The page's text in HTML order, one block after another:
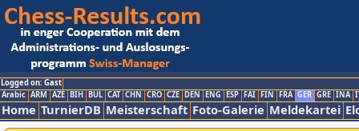
Logged on: Gast
Arabic ARM AZE BIH BUL CAT CHN CRO CZE DEN ENG ESP FAI FIN FRA GER GRE INA
Home TurnierDB Meisterschaft Foto-Galerie Meldekartei